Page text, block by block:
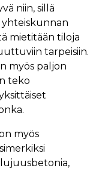
niin, sillä
mietitään tiloja
tarpeisiin.
myös paljon
teko
myös